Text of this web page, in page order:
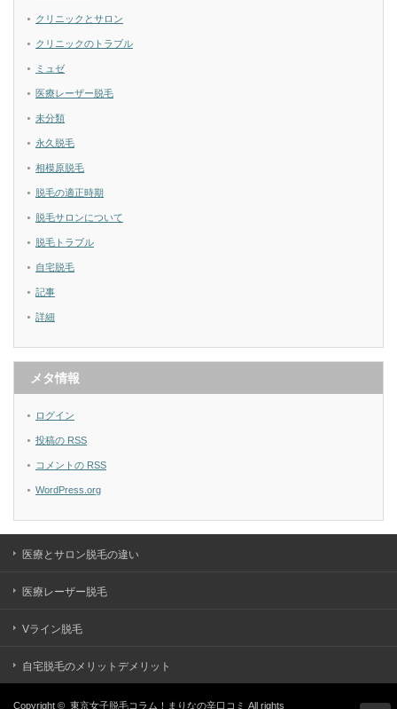
クリニックとサロン
クリニックのトラブル
ミュゼ
医療レーザー脱毛
未分類
永久脱毛
相模原脱毛
脱毛の適正時期
脱毛サロンについて
脱毛トラブル
自宅脱毛
記事
詳細
メタ情報
ログイン
投稿の RSS
コメントの RSS
WordPress.org
医療とサロン脱毛の違い
医療レーザー脱毛
Vライン脱毛
自宅脱毛のメリットデメリット
Copyright © 東京女子脱毛コラム！まりなの辛口コミ All rights